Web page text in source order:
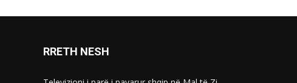
RRETH NESH